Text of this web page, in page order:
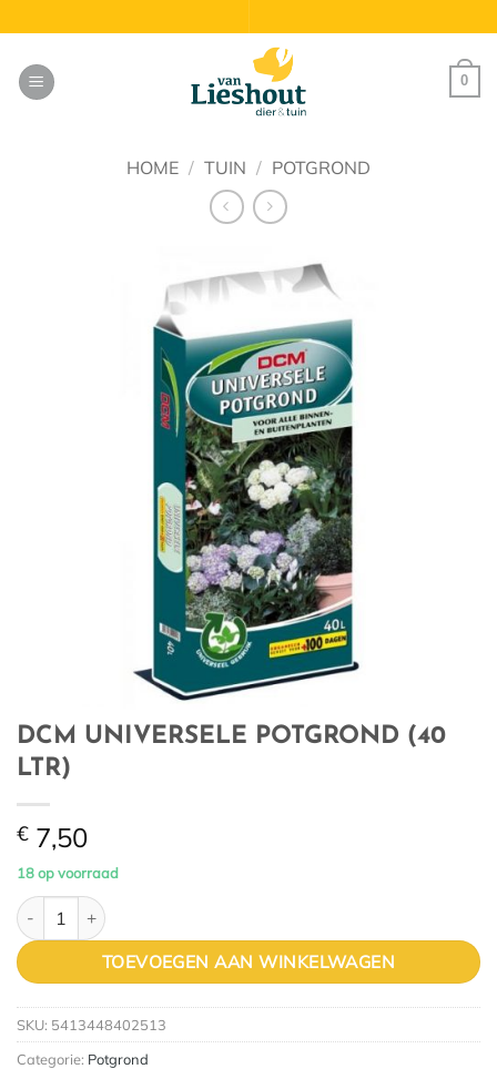
naar
inhoud
0
HOME / TUIN / POTGROND
DCM UNIVERSELE POTGROND (40
LTR)
€ 7,50
18 op voorraad
DCM UNIVERSELE POTGROND (40 LTR) aantal
TOEVOEGEN AAN WINKELWAGEN
SKU: 5413448402513
Categorie: Potgrond